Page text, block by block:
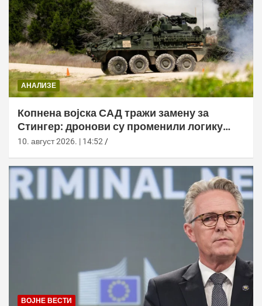
АНАЛИЗЕ
Копнена војска САД тражи замену за
Стингер: дронови су променили логику
ПВО
10. август 2026. | 14:52
ВОЈНЕ ВЕСТИ